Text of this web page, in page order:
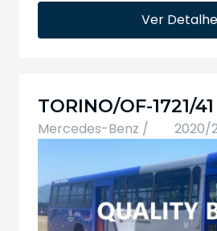
Ver
TORINO/OF-1721/
Mercedes-Benz / 2020/